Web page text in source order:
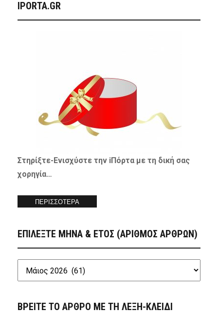
IPORTA.GR
Στηρίξτε-Ενισχύστετην iΠόρτα με τη δική σας
χορηγία…
ΠΕΡΙΣΣΟΤΕΡΑ
ΕΠΙΛΕΞΤΕ ΜΗΝΑ & ΕΤΟΣ (ΑΡΙΘΜΟΣ ΑΡΘΡΩΝ)
ΒΡΕΙΤΕ ΤΟ ΑΡΘΡΟ ΜΕ ΤΗ ΛΕΞΗ-ΚΛΕΙΔΙ